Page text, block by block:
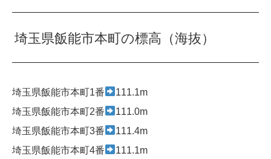
埼玉県飯能市本町の標高（海抜）
埼玉県飯能市本町1番
111.1m
埼玉県飯能市本町2番
111.0m
埼玉県飯能市本町3番
111.4m
埼玉県飯能市本町4番
111.1m